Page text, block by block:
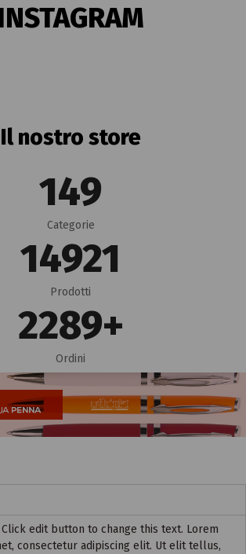
Il nostro store
150
Categorie
15000
Prodotti
2300+
Ordini
edit button to change this text. Lorem
consectetur adipiscing elit. Ut elit tellus,